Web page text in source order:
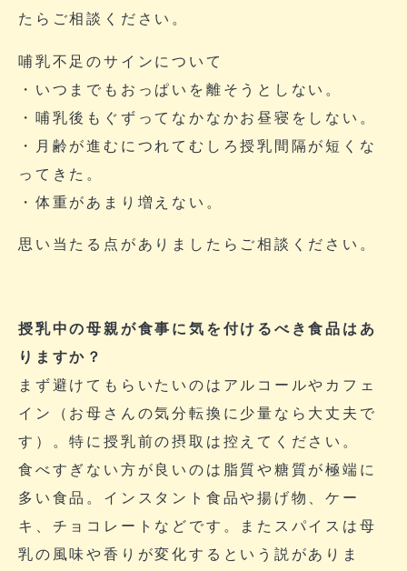
たらご相談ください。
哺乳不足のサインについて
・いつまでもおっぱいを離そうとしない。
・哺乳後もぐずってなかなかお昼寝をしない。
・月齢が進むにつれてむしろ授乳間隔が短くな
ってきた。
・体重があまり増えない。
思い当たる点がありましたらご相談ください。
授乳中の母親が食事に気を付けるべき食品はあ
りますか？
まず避けてもらいたいのはアルコールやカフェ
イン（お母さんの気分転換に少量なら大丈夫で
す）。特に授乳前の摂取は控えてください。
食べすぎない方が良いのは脂質や糖質が極端に
多い食品。インスタント食品や揚げ物、ケー
キ、チョコレートなどです。またスパイスは母
乳の風味や香りが変化するという説がありま